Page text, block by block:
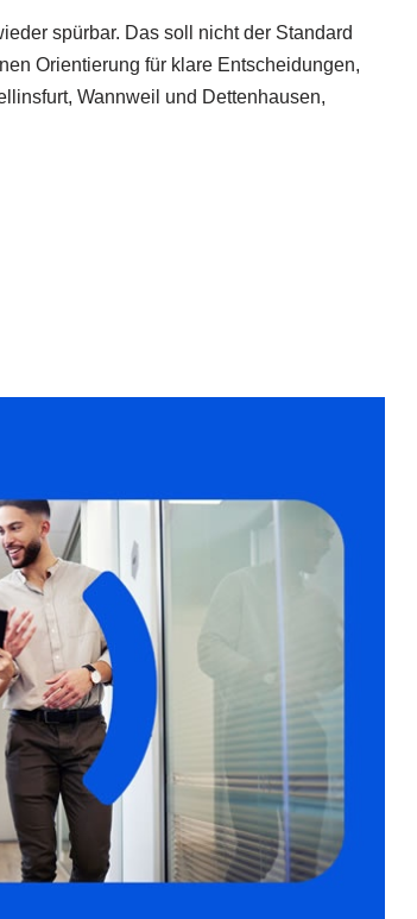
spürbar. Das soll nicht der Standard
Orientierung für klare Entscheidungen,
Wannweil und Dettenhausen,